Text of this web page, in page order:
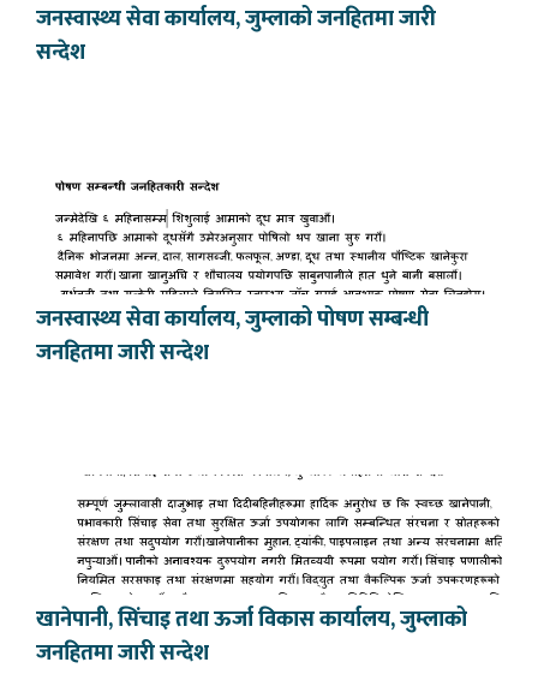
जनस्वास्थ्य सेवा कार्यालय, जुम्लाको जनहितमा जारी
सन्देश
जनस्वास्थ्य सेवा कार्यालय, जुम्लाको पोषण सम्बन्धी
जनहितमा जारी सन्देश
खानेपानी, सिंचाइ तथा ऊर्जा विकास कार्यालय, जुम्लाको
जनहितमा जारी सन्देश